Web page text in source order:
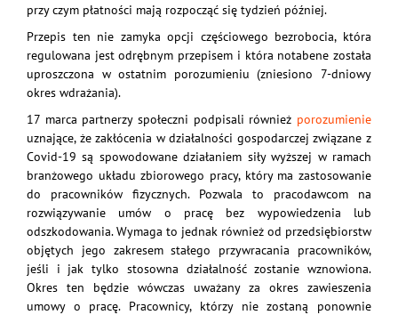
przy czym płatności mają rozpocząć się tydzień później.
Przepis ten nie zamyka opcji częściowego bezrobocia, która
regulowana jest odrębnym przepisem i która notabene została
uproszczona w ostatnim porozumieniu (zniesiono 7-dniowy
okres wdrażania).
17 marca partnerzy społeczni podpisali również porozumienie
uznające, że zakłócenia w działalności gospodarczej związane z
Covid-19 są spowodowane działaniem siły wyższej w ramach
branżowego układu zbiorowego pracy, który ma zastosowanie
do pracowników fizycznych. Pozwala to pracodawcom na
rozwiązywanie umów o pracę bez wypowiedzenia lub
odszkodowania. Wymaga to jednak również od przedsiębiorstw
objętych jego zakresem stałego przywracania pracowników,
jeśli i jak tylko stosowna działalność zostanie wznowiona.
Okres ten będzie wówczas uważany za okres zawieszenia
umowy o pracę. Pracownicy, którzy nie zostaną ponownie